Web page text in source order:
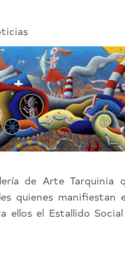
de Arte Tarquinia
quienes manifiestan
ellos el Estallido